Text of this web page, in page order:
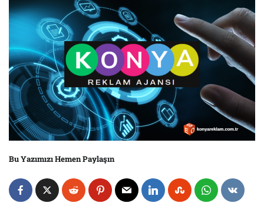
Bu Yazımızı Hemen Paylaşın